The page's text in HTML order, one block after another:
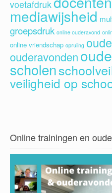
voetafdruk
mediawijsheid
groepsdruk online ouderavond
online vriendschap opruiing
ouderavonden
scholen
veiligheid op
Online trainingen en